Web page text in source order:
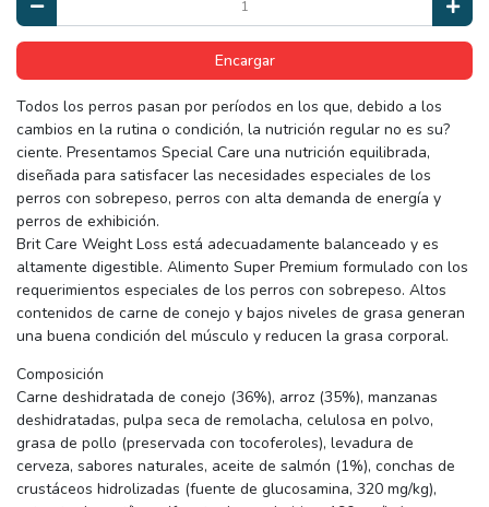
Encargar
Todos los perros pasan por períodos en los que, debido a los
cambios en la rutina o condición, la nutrición regular no es su?
ciente. Presentamos Special Care una nutrición equilibrada,
diseñada para satisfacer las necesidades especiales de los
perros con sobrepeso, perros con alta demanda de energía y
perros de exhibición.
Brit Care Weight Loss está adecuadamente balanceado y es
altamente digestible. Alimento Super Premium formulado con los
requerimientos especiales de los perros con sobrepeso. Altos
contenidos de carne de conejo y bajos niveles de grasa generan
una buena condición del músculo y reducen la grasa corporal.
Composición
Carne deshidratada de conejo (36%), arroz (35%), manzanas
deshidratadas, pulpa seca de remolacha, celulosa en polvo,
grasa de pollo (preservada con tocoferoles), levadura de
cerveza, sabores naturales, aceite de salmón (1%), conchas de
crustáceos hidrolizadas (fuente de glucosamina, 320 mg/kg),